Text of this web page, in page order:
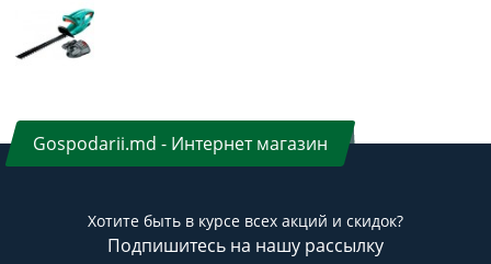
Gospodarii.md - Интернет магазин
Хотите быть в курсе всех акций и скидок?
Подпишитесь на нашу рассылку